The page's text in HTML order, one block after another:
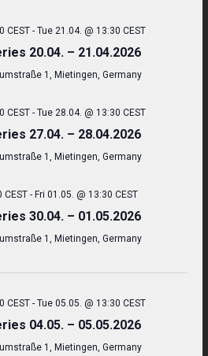
CEST -Tue 21.04. @ 13:30 CEST
20.04. – 21.04.2026
1, Mietingen, Germany
CEST -Tue 28.04. @ 13:30 CEST
27.04. – 28.04.2026
1, Mietingen, Germany
CEST - Fri 01.05. @ 13:30 CEST
30.04. – 01.05.2026
1, Mietingen, Germany
CEST -Tue 05.05. @ 13:30 CEST
04.05. – 05.05.2026
1, Mietingen, Germany